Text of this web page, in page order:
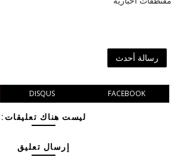
رسالة أحدث
DISQUS FACEBOOK
ليست هناك تعليقات:
إرسال تعليق